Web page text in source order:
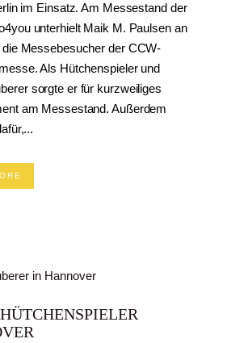
im Einsatz. Am Messestand der
unterhielt Maik M. Paulsen an
die Messebesucher der CCW-
Als Hütchenspieler und
sorgte er für kurzweiliges
am Messestand. Außerdem
HÜTCHENSPIELER